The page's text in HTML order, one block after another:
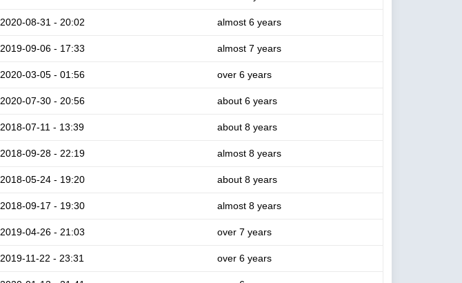
2020-08-31 - 20:02 almost 6 years
2019-09-06 - 17:33 almost 7 years
2020-03-05 - 01:56 over 6 years
2020-07-30 - 20:56 about 6 years
2018-07-11 - 13:39 about 8 years
2018-09-28 - 22:19 almost 8 years
2018-05-24 - 19:20 about 8 years
2018-09-17 - 19:30 almost 8 years
2019-04-26 - 21:03 over 7 years
2019-11-22 - 23:31 over 6 years